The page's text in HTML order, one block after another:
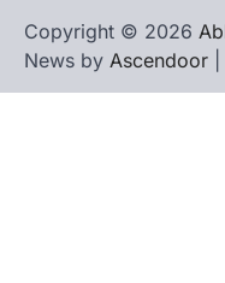
Copyright © 2026
News by Ascendoor